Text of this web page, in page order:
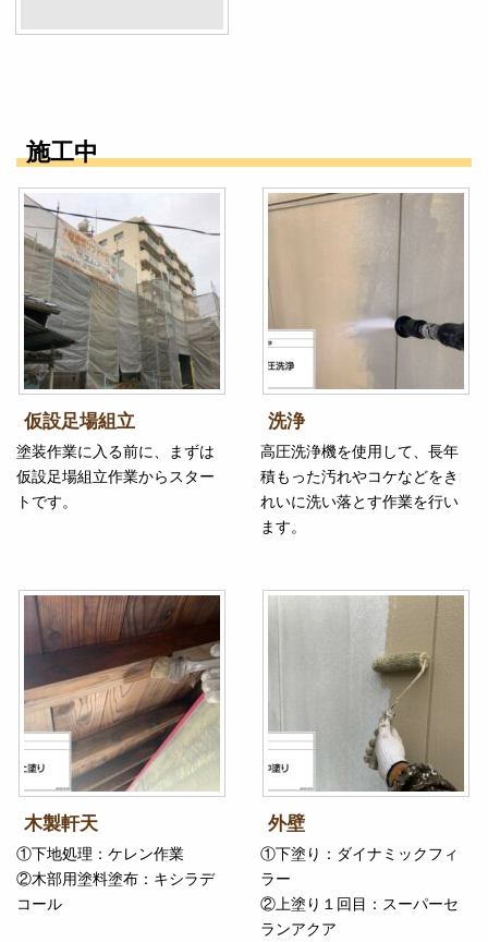
施工中
仮設足場組立
塗装作業に入る前に、まずは
仮設足場組立作業からスター
トです。
洗浄
高圧洗浄機を使用して、長年
積もった汚れやコケなどをき
れいに洗い落とす作業を行い
ます。
木製軒天
①下地処理：ケレン作業
②木部用塗料塗布：キシラデ
コール
外壁
①下塗り：ダイナミックフィ
ラー
②上塗り１回目：スーパーセ
ランアクア